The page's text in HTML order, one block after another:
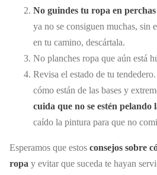
No guindes tu ropa en
ya no se consiguen muchas, sin
en tu camino, descártala.
No planches ropa que aún está
Revisa el estado de tu
cómo están de las bases y
cuida que no se estén pelando
caído la pintura para que no
Esperamos que estos consejos sobre
ropa y evitar que suceda te hayan